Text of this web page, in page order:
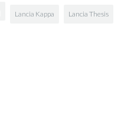
Lancia Kappa Lancia Thesis